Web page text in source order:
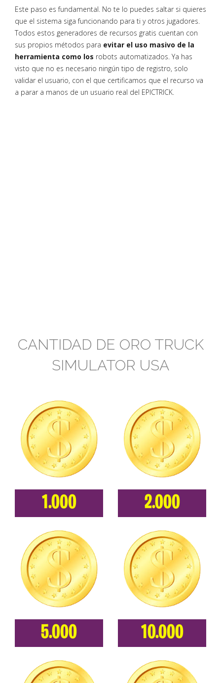
Este paso es fundamental. No te lo puedes saltar si quieres
que el sistema siga funcionando para ti y otros jugadores.
Todos estos generadores de recursos gratis cuentan con
sus propios métodos para evitar el uso masivo de la
herramienta como los robots automatizados. Ya has
visto que no es necesario ningún tipo de registro, solo
validar el usuario, con el que certificamos que el recurso va
a parar a manos de un usuario real del EPICTRICK.
CANTIDAD DE ORO TRUCK
SIMULATOR USA
1.000 2.000
5.000 10.000